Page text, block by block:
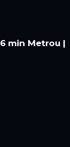
min Metrou |